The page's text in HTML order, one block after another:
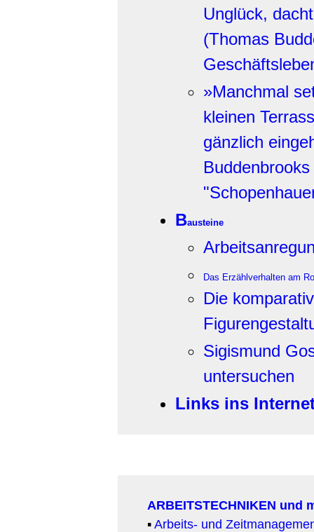
Unglück,
(Thomas
»Manchmal
kleinen
gänzlich
Bausteine
Das Erzählverhalten am
Die
Sigismund
untersuchen
Links ins
ARBEITSTECHNIKEN und
▪Arbeits- und